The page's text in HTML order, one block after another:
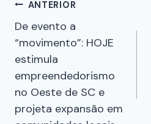
ANTERIOR
De evento a
“movimento”: HOJE
estimula
empreendedorismo
no Oeste de SC e
projeta expansão em